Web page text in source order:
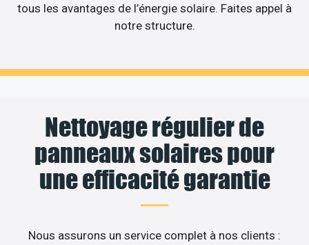
tous les avantages de l’énergie solaire. Faites appel à
notre structure.
Nettoyage régulier de
panneaux solaires pour
une efficacité garantie
Nous assurons un service complet à nos clients :